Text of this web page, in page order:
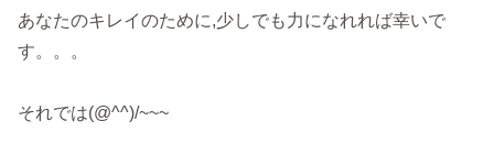
あなたのキレイのために,少しでも力になれれば幸いで
す。。。
それでは(@^^)/~~~